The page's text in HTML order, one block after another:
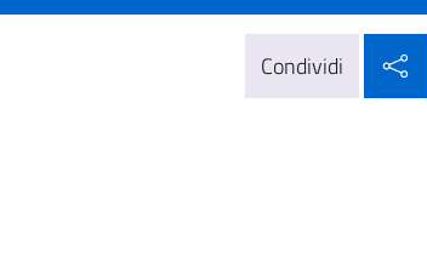
Condividi